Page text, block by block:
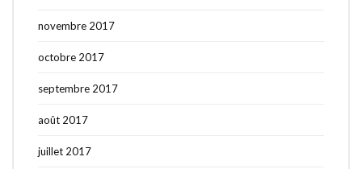
novembre 2017
octobre 2017
septembre 2017
août 2017
juillet 2017